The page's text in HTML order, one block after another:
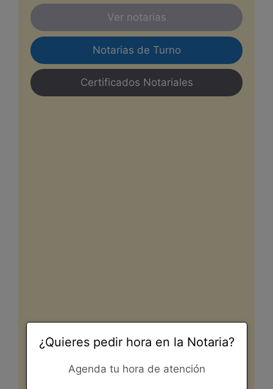
Ver notarias
Notarias de Turno
Certificados Notariales
¿Quieres pedir hora en la Notaria?
Agenda tu hora de atención